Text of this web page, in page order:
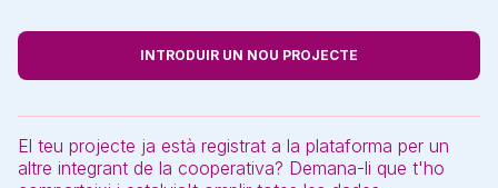
INTRODUIR UN NOU PROJECTE
El teu projecte ja està registrat a la plataforma per un
altre integrant de la cooperativa? Demana-li que t'ho